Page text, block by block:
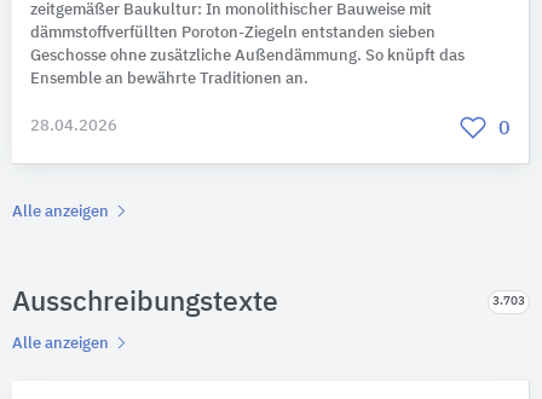
zeitgemäßer Baukultur: In monolithischer Bauweise mit
dämmstoffverfüllten Poroton-Ziegeln entstanden sieben
Geschosse ohne zusätzliche Außendämmung. So knüpft das
Ensemble an bewährte Traditionen an.
28.04.2026 0
Alle anzeigen
Ausschreibungstexte 3.703
Alle anzeigen